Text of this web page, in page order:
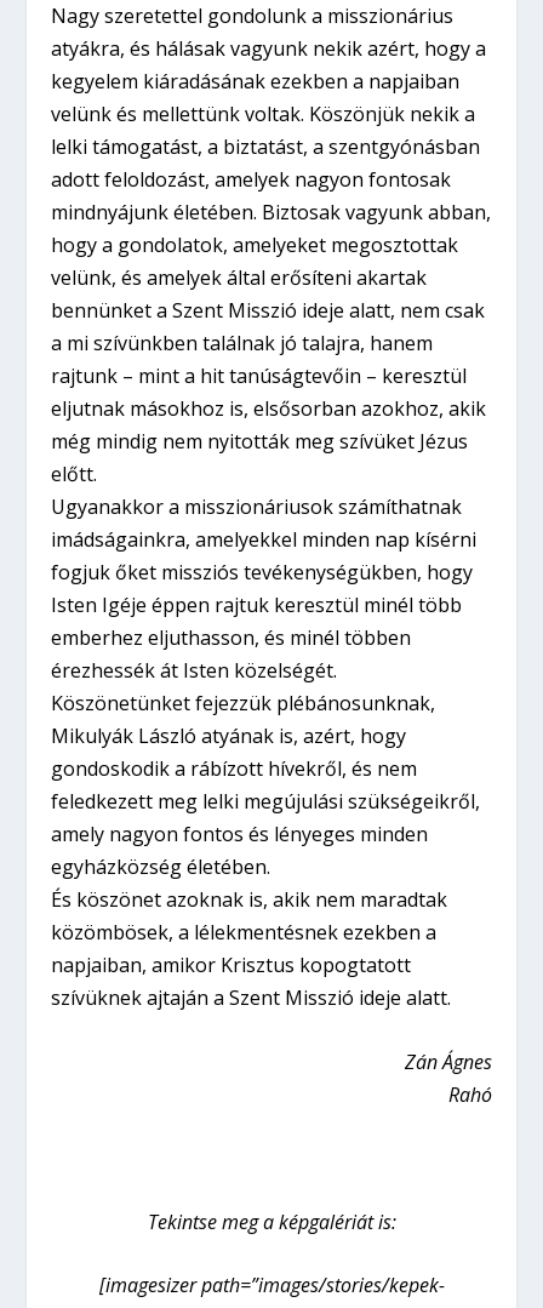
Nagy szeretettel gondolunk a misszionárius
atyákra, és hálásak vagyunk nekik azért, hogy a
kegyelem kiáradásának ezekben a napjaiban
velünk és mellettünk voltak. Köszönjük nekik a
lelki támogatást, a biztatást, a szentgyónásban
adott feloldozást, amelyek nagyon fontosak
mindnyájunk életében. Biztosak vagyunk abban,
hogy a gondolatok, amelyeket megosztottak
velünk, és amelyek által erősíteni akartak
bennünket a Szent Misszió ideje alatt, nem csak
a mi szívünkben találnak jó talajra, hanem
rajtunk – mint a hit tanúságtevőin – keresztül
eljutnak másokhoz is, elsősorban azokhoz, akik
még mindig nem nyitották meg szívüket Jézus
előtt.
Ugyanakkor a misszionáriusok számíthatnak
imádságainkra, amelyekkel minden nap kísérni
fogjuk őket missziós tevékenységükben, hogy
Isten Igéje éppen rajtuk keresztül minél több
emberhez eljuthasson, és minél többen
érezhessék át Isten közelségét.
Köszönetünket fejezzük plébánosunknak,
Mikulyák László atyának is, azért, hogy
gondoskodik a rábízott hívekről, és nem
feledkezett meg lelki megújulási szükségeikről,
amely nagyon fontos és lényeges minden
egyházközség életében.
És köszönet azoknak is, akik nem maradtak
közömbösek, a lélekmentésnek ezekben a
napjaiban, amikor Krisztus kopogtatott
szívüknek ajtaján a Szent Misszió ideje alatt.
Zán Ágnes
Rahó
Tekintse meg a képgalériát is:
[imagesizer path=”images/stories/kepek-